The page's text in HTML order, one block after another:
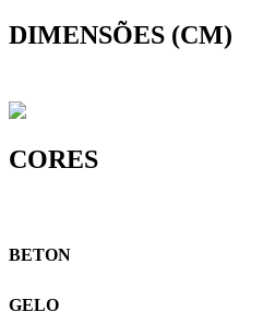
DIMENSÕES (CM)
CORES
BETON
GELO